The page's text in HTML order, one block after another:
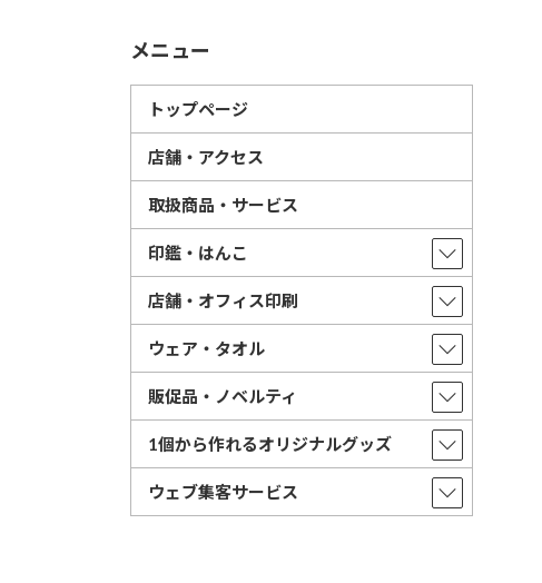
メニュー
トップページ
店舗・アクセス
取扱商品・サービス
印鑑・はんこ
店舗・オフィス印刷
ウェア・タオル
販促品・ノベルティ
1個から作れるオリジナルグッズ
ウェブ集客サービス